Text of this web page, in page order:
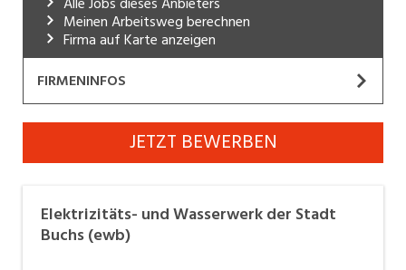
Industrie, Maschinenbau, Anlagenbau,
Produktion
Informatik, Telekommunikation
Körperpflege, Wellness
Mechanik, Elektronik, Optik, Textil (Fertigung)
Meinen Arbeitsweg berechnen
Firma auf Karte anzeigen
FIRMENINFOS
Elektrizitäts- und Wasserwerk der Stadt
Wir versorgen Buchs mit Energie, Wasser und
Kommunikationsdiensten. Mit rund 120
JETZT BEWERBEN
Elektrizitäts- und Wasserwerk der Stadt
Buchs (ewb)